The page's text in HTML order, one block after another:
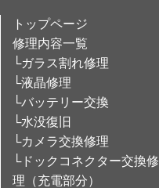
トップページ
修理内容一覧
└ガラス割れ修理
└液晶修理
└バッテリー交換
└水没復旧
└カメラ交換修理
└ドックコネクター交換修
理（充電部分）